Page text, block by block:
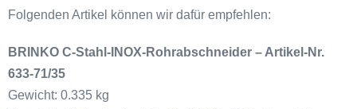
Folgenden Artikel können wir dafür empfehlen:
BRINKO C-Stahl-INOX-Rohrabschneider – Artikel-Nr.
633-71/35
Gewicht: 0.335 kg